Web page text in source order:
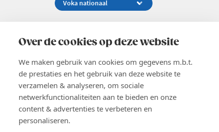
Over de cookies op deze website
We maken gebruik van cookies om gegevens m.b.t.
de prestaties en het gebruik van deze website te
verzamelen & analyseren, om sociale
netwerkfunctionaliteiten aan te bieden en onze
content & advertenties te verbeteren en
personaliseren.
02 229 81 11
EN